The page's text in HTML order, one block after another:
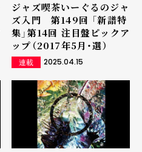
ジャズ喫茶いーぐるのジャ
ズ入門 第149回 「新譜特
集」第14回 注目盤ピックア
ップ（2017年5月・選）
連載 2025.04.15